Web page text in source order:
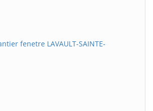
fenetre LAVAULT-SAINTE-